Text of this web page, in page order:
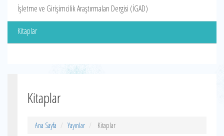
İşletme ve Girişimcilik Araştırmaları Dergisi (İGAD)
Kitaplar
Kitaplar
Ana Sayfa Yayınlar Kitaplar